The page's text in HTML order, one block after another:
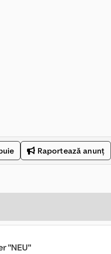
Raportează anunț
"NEU"